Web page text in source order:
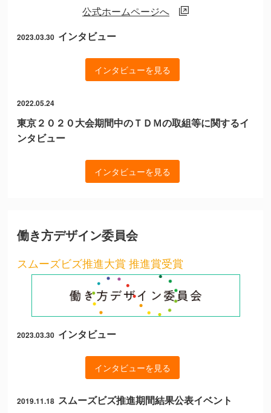
公式ホームページへ
2023.03.30 インタビュー
インタビューを見る
2022.05.24
東京２０２０大会期間中のＴＤＭの取組等に関するイ
ンタビュー
インタビューを見る
働き方デザイン委員会
スムーズビズ推進大賞 推進賞受賞
2023.03.30 インタビュー
インタビューを見る
2019.11.18 スムーズビズ推進期間結果公表イベント